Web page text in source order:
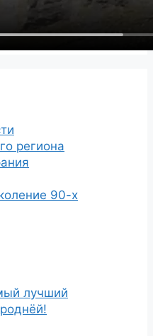
региона
90-х
лучший